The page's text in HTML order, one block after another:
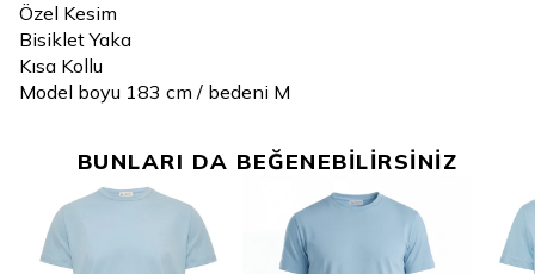
Özel Kesim
Bisiklet Yaka
Kısa Kollu
Model boyu 183 cm / bedeni M
BUNLARI DA BEĞENEBİLİRSİNİZ